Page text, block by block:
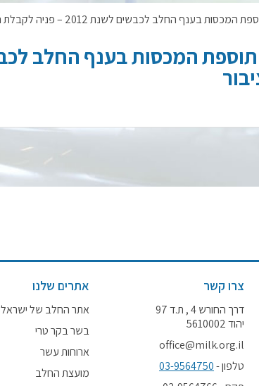
בענף החלב לכבשים לשנת 2012 – פניה לקבלת הערות הציבור
צרו קשר
דרך החורש 4 , ת.ד 97
יהוד 5610002
office@milk.org.il
טלפון -03-9564750
אתרים שלנו
אתר החלב של ישראל
בשר בקר טרי
ארוחות עשר
מועצת החלב